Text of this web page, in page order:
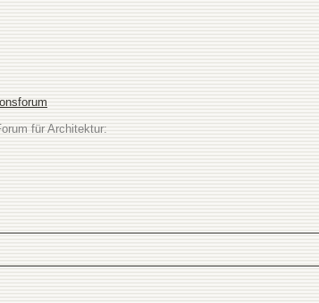
für Architektur: